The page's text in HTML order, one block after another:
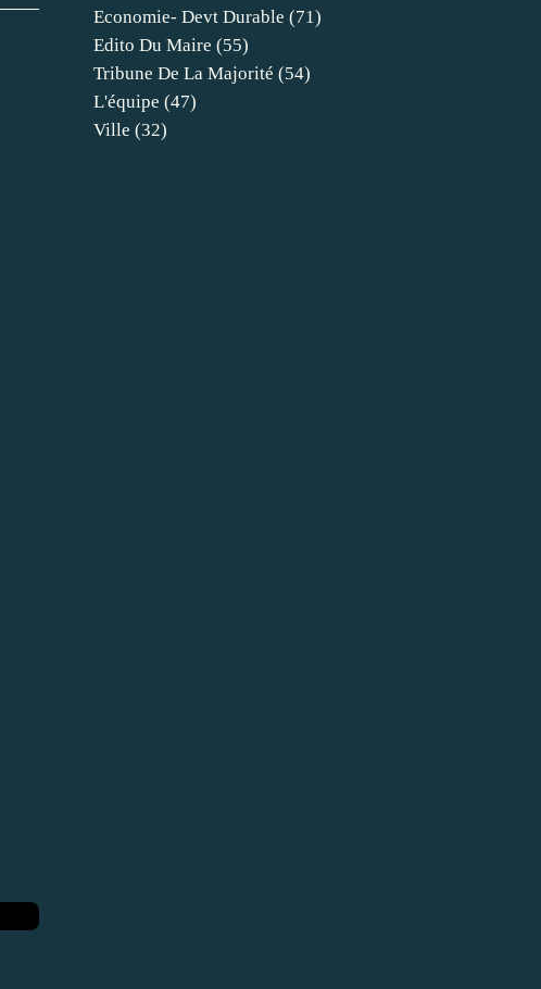
Economie- Devt Durable (71)
Edito Du Maire (55)
Tribune De La Majorité (54)
L'équipe (47)
Ville (32)